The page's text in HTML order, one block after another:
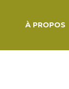
À PROPOS